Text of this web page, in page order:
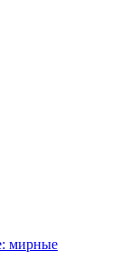
мирные